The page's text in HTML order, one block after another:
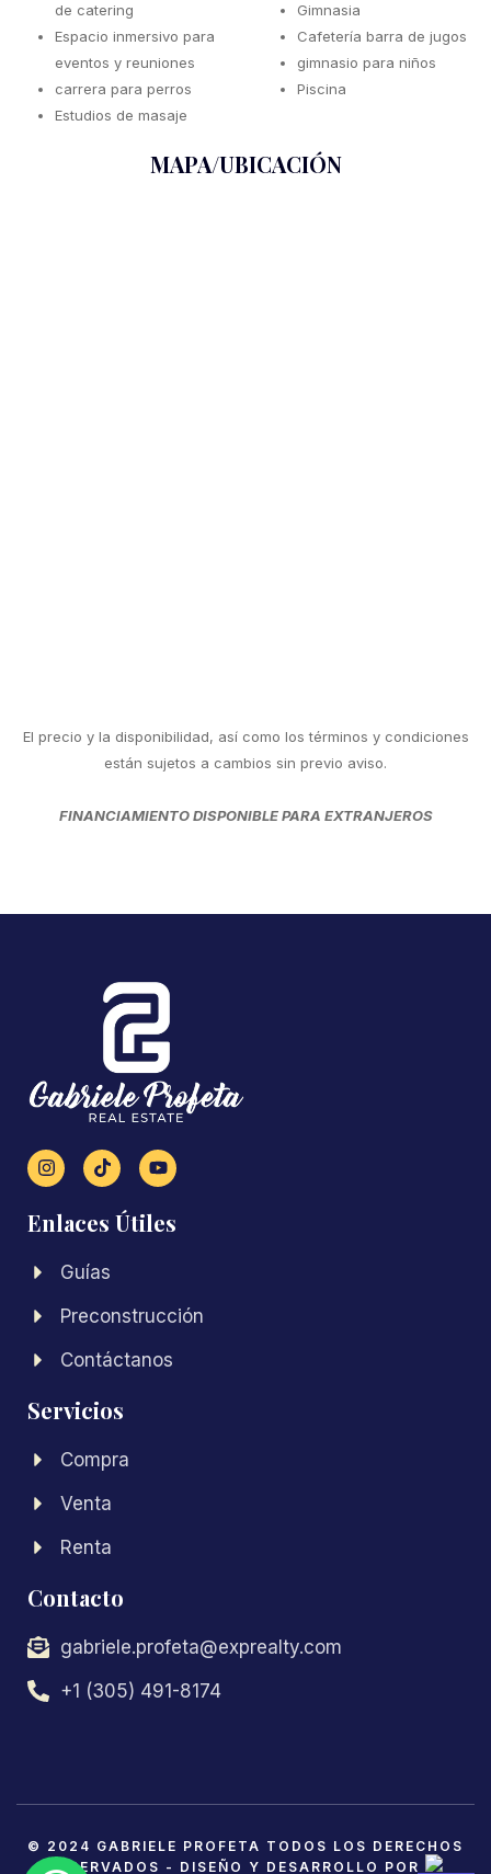
de catering
Espacio inmersivo para
eventos y reuniones
carrera para perros
Estudios de masaje
Gimnasia
Cafetería barra de jugos
gimnasio para niños
Piscina
MAPA/UBICACIÓN
El precio y la disponibilidad, así como los términos y condiciones
están sujetos a cambios sin previo aviso.
FINANCIAMIENTO DISPONIBLE PARA EXTRANJEROS
Enlaces Útiles
Guías
Preconstrucción
Contáctanos
Servicios
Compra
Venta
Renta
Contacto
gabriele.profeta@exprealty.com
+1 (305) 491-8174
© 2024 GABRIELE PROFETA TODOS LOS DERECHOS
RESERVADOS - DISEÑO Y DESARROLLO POR